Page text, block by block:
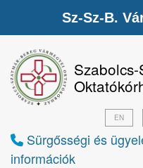
Sürgősségi és
információk
EN
Sz-Sz-B.